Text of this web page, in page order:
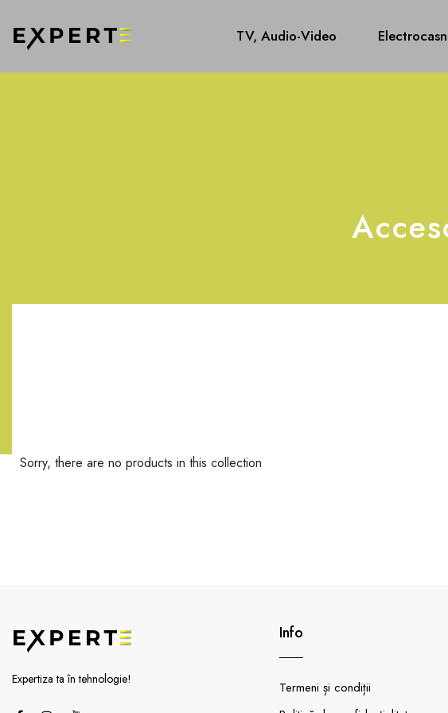
TV, Audio-Video
Sorry, there are no products in this collection
Expertiza ta în tehnologie!
Info
Termeni și condiții